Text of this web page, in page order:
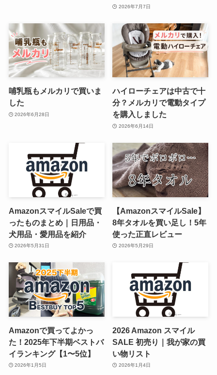
2026年7月7日
哺乳瓶もメルカリで買いま
した
2026年6月28日
ハイローチェアは中古で十
分？メルカリで電動タイプ
を購入しました
2026年6月14日
AmazonスマイルSaleで買
ったものまとめ｜日用品・
犬用品・愛用品を紹介
2026年5月31日
【AmazonスマイルSale】
8年タオルを買い足し！5年
使った正直レビュー
2026年5月29日
Amazonで買ってよかっ
た！2025年下半期ベストバ
イランキング【1〜5位】
2026年1月5日
2026 Amazon スマイル
SALE 初売り｜我が家の買
い物リスト
2026年1月4日